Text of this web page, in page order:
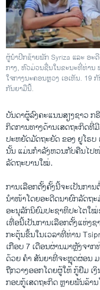
ຊຸມຊົນຊາວລາວ
ວິທະຍາສາດ-ເທັກໂນໂລຈີ
ທຸລະກິດ
ພາສາອັງກິດ
ວີດີໂອ
ລາຍການກະຈາຍສຽງ
ລາຍງານ
ຕິດຕາມພວກເຮົາ ທີ່
ຜູ້ນຳປີກຊ້າຍພັກ Syriza ແລະ ອະ
ກາງ, ຫົວມ່ວນຊື່ນໃນຂະນະທີ່ທ່ານ
ໃຈກາງນະຄອນຫຼວງ ເອເທັນ. 19
ກັນຍາມືນີ້.
ບັນດາ​ຜູ້​ລົງ​ຄະ​ແນນ​ສຽງ​ຊາວ
ກິດ​ການ​ທາງ​ດ້ານ​ເສດຖະກິດ​ທີ່​
ປະ​ຫຍັດ​ມັດ​ຖະຍັດ ຂອງ ຢູ​ໂຣບ
ນັ້ນ ​ແມ່ນ​ກຳລັງ​ຫວນ​ກັບ​ຄືນໄປ
ລັດຖະບານ​ໃໝ່.
ການ​ເລືອກ​ຕັ້ງ​ຄັ້ງ​ນີ້ຈະ​ເປັນ​ກາ
ນຳ​ໜ້າ​ໂດຍ​ອະ​ດີດ​ນາຍົກລັດຖ
ອະນຸລັກ​ນິຍົມ​ປະ​ຊາ​ທິປະ​ໄຕ​ໃໝ່​
ເທື່ອນີ້ເປັນ​ການ​ເລືອກ​ຕັ້ງ​ແຫ່ງ​
ກະ​ຕຸ້ນ​ຂຶ້ນ​ໃນ​ເວລາ​ທີ່​ທ່ານ
ເກືອ​ບ 7 ​ເດືອນຜ່ານ​ມາ​ຫຼັງ​ຈາ
ດ້ວຍ ຄຳ ສັນຍາທີ່ຈະຫຼຸດຜ່ອນ
ຖືກວາງອອກໂດຍຜູ້ໃຫ້ ກູ້ຢືມ ເ
ກອບກູ້ເສດຖະກິດ ຫຼາຍພັນລ້າ